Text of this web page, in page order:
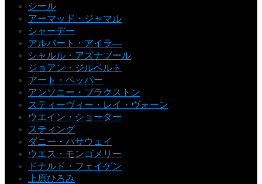
シール
アーマッド・ジャマル
シャーデー
アルバート・アイラ―
シャルル・アズナブール
ジョアン・ジルベルト
アート・ペッパー
アンソニー・ブラクストン
スティーヴィー・レイ・ヴォーン
ウエイン・ショーター
スティング
ダニー・ハサウェイ
ウエス・モンゴメリー
ドナルド・フェイゲン
上原ひろみ